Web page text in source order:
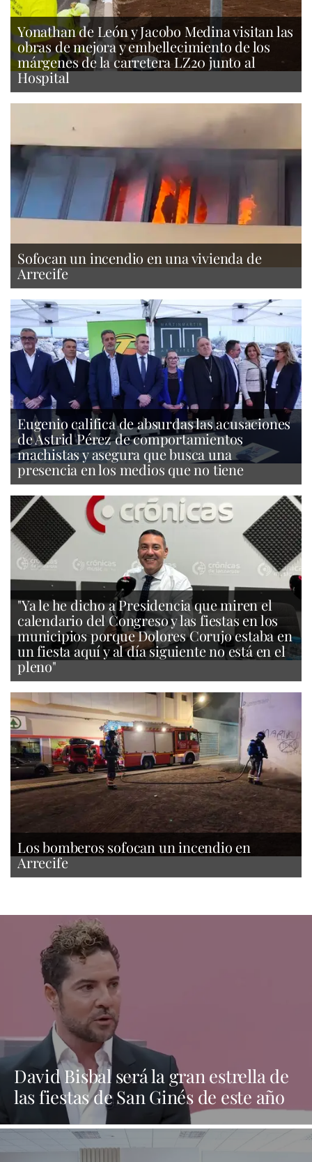
Yonathan de León y Jacobo Medina visitan las
obras de mejora y embellecimiento de los
márgenes de la carretera LZ20 junto al
Hospital
Sofocan un incendio en una vivienda de
Arrecife
Eugenio califica de absurdas las acusaciones
de Astrid Pérez de comportamientos
machistas y asegura que busca una
presencia en los medios que no tiene
"Ya le he dicho a Presidencia que miren el
calendario del Congreso y las fiestas en los
municipios porque Dolores Corujo estaba en
un fiesta aquí y al día siguiente no está en el
pleno"
Los bomberos sofocan un incendio en
Arrecife
David Bisbal será la gran estrella de
las fiestas de San Ginés de este año